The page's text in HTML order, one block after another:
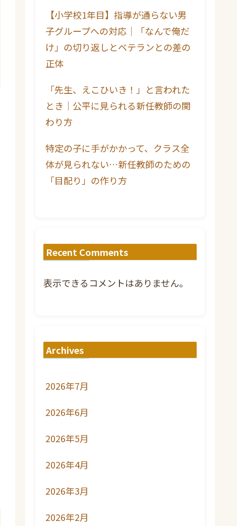
【小学校1年目】指導が通らない男
子グループへの対応｜「なんで俺だ
け」の切り返しとベテランとの差の
正体
「先生、えこひいき！」と言われた
とき｜公平に見られる新任教師の関
わり方
特定の子に手がかかって、クラス全
体が見られない…新任教師のための
「目配り」の作り方
Recent Comments
表示できるコメントはありません。
Archives
2026年7月
2026年6月
2026年5月
2026年4月
2026年3月
2026年2月